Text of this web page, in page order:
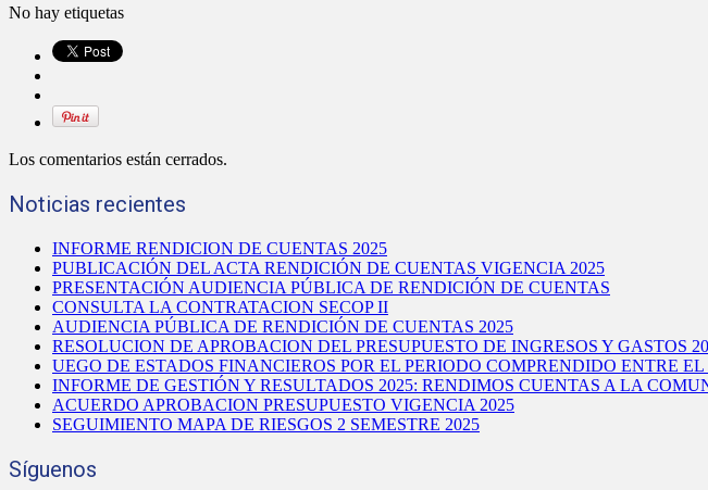
No hay etiquetas
Los comentarios están cerrados.
Noticias recientes
INFORME RENDICION DE CUENTAS 2025
PUBLICACIÓN DEL ACTA RENDICIÓN DE CUENTAS VIGENCIA 2025
PRESENTACIÓN AUDIENCIA PÚBLICA DE RENDICIÓN DE CUENTAS
CONSULTA LA CONTRATACION SECOP II
AUDIENCIA PÚBLICA DE RENDICIÓN DE CUENTAS 2025
RESOLUCION DE APROBACION DEL PRESUPUESTO DE INGRESOS Y GASTOS
UEGO DE ESTADOS FINANCIEROS POR EL PERIODO COMPRENDIDO ENTRE
INFORME DE GESTIÓN Y RESULTADOS 2025: RENDIMOS CUENTAS A LA
ACUERDO APROBACION PRESUPUESTO VIGENCIA 2025
SEGUIMIENTO MAPA DE RIESGOS 2 SEMESTRE 2025
Síguenos